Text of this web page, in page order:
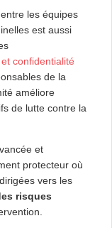
les équipes
est aussi
confidentialité
de la
améliore
de lutte contre la
et
protecteur où
vers les
risques